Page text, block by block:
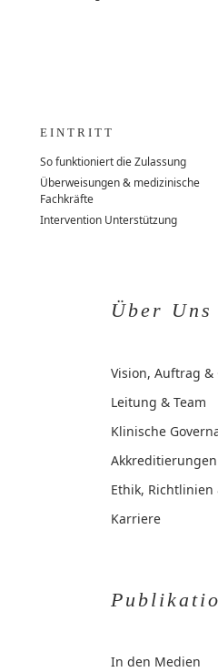
EINTRITT
So funktioniert die Zulassung
Überweisungen & medizinische
Fachkräfte
Intervention Unterstützung
Über Uns
Vision, Auftrag &
Leitung & Team
Klinische
Ethik, Richtlinien
Karriere
In den Medien